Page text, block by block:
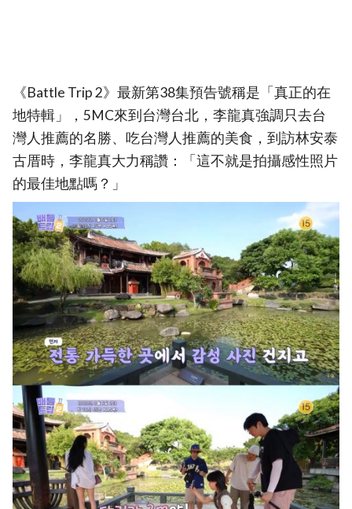
《Battle Trip 2》最新第38集預告號稱是「真正的在
地特輯」，5MC來到台灣台北，李龍真強調只去台
灣人推薦的名勝、吃台灣人推薦的美食，到訪林安泰
古厝時，李龍真大力稱讚：「這不就是拍攝感性照片
的最佳地點嗎？」